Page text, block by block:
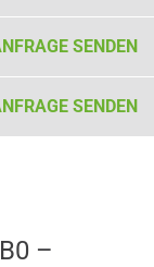
SENDEN
SENDEN
–